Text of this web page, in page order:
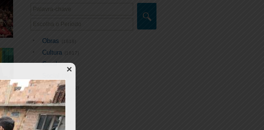
Obras (1818)
Cultura (1617)
Geral (4927)
Trânsito
Saúde (953)
Lazer (91)
Secom